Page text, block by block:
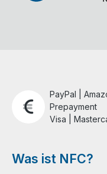
PayPal |
Prepayment
Visa |
Was ist NFC?